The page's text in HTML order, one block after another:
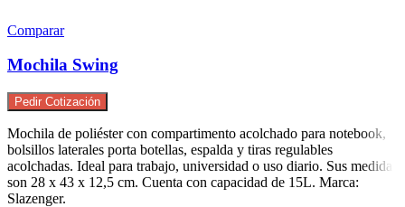
Comparar
Mochila Swing
Pedir Cotización
Mochila de poliéster con compartimento acolchado para notebook,
bolsillos laterales porta botellas, espalda y tiras regulables
acolchadas. Ideal para trabajo, universidad o uso diario. Sus medidas
son 28 x 43 x 12,5 cm. Cuenta con capacidad de 15L. Marca:
Slazenger.